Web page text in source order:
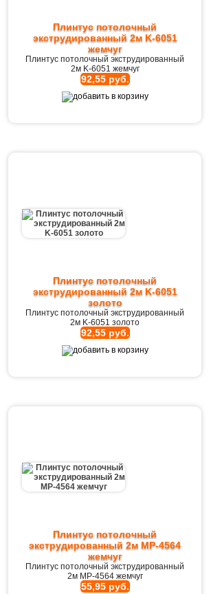
Плинтус потолочный
экструдированный 2м K-6051
жемчуг
Плинтус потолочный экструдированный
2м K-6051 жемчуг
92,55 руб.
Плинтус потолочный
экструдированный 2м K-6051
золото
Плинтус потолочный экструдированный
2м K-6051 золото
92,55 руб.
Плинтус потолочный
экструдированный 2м MP-4564
жемчуг
Плинтус потолочный экструдированный
2м MP-4564 жемчуг
55,95 руб.